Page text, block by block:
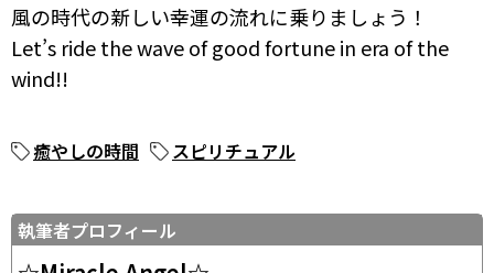
風の時代の新しい幸運の流れに乗りましょう！
Let’s ride the wave of good fortune in era of the
wind!!
癒やしの時間 スピリチュアル
執筆者プロフィール